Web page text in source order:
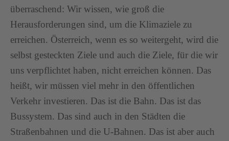
überraschend: Wir wissen, wie groß die
Herausforderungen sind, um die Klimaziele zu
erreichen. Österreich, wenn es so weitergeht, wird die
selbst gesteckten Ziele und auch die Ziele, für die wir
uns verpflichtet haben, nicht erreichen können. Das
heißt, wir müssen viel mehr in den öffentlichen
Verkehr investieren. Das ist die Bahn. Das ist das
Bussystem. Das sind auch in den Städten die
Straßenbahnen und die U-Bahnen. Das ist aber auch